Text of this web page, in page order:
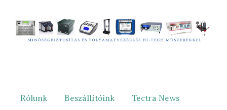
Rólunk Beszállítóink Tectra News